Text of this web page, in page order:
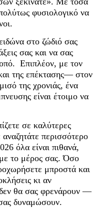
φυσιολογικό να
στο ζώδιό σας
σας και να σας
Επιπλέον, με τον
της επέκτασης— στον
της χρονιάς, ένα
είναι έτοιμο να
σε καλύτερες
αναζητάτε περισσότερο
όλα είναι πιθανά,
το μέρος σας. Όσο
μπροστά και
κι αν
θα σας φρενάρουν —
δυναμώσουν.